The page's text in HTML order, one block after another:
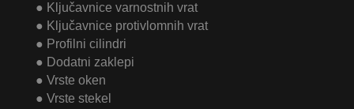
● Ključavnice varnostnih vrat
● Ključavnice protivlomnih vrat
● Profilni cilindri
● Dodatni zaklepi
● Vrste oken
● Vrste stekel